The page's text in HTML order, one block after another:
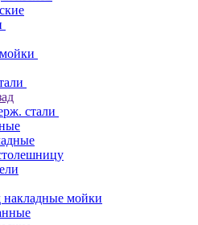
стали
мойки